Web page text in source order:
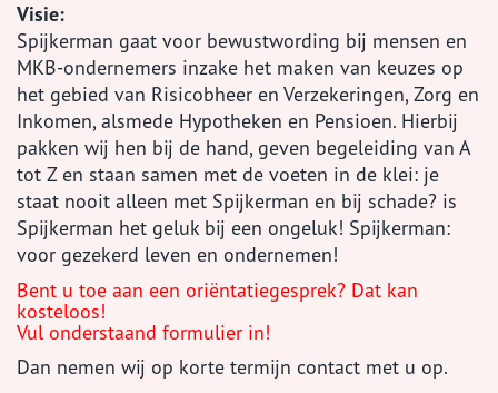
Visie:
Spijkerman gaat voor bewustwording bij mensen en
MKB-ondernemers inzake het maken van keuzes op
het gebied van Risicobheer en Verzekeringen, Zorg en
Inkomen, alsmede Hypotheken en Pensioen. Hierbij
pakken wij hen bij de hand, geven begeleiding van A
tot Z en staan samen met de voeten in de klei: je
staat nooit alleen met Spijkerman en bij schade? is
Spijkerman het geluk bij een ongeluk! Spijkerman:
voor gezekerd leven en ondernemen!
Bent u toe aan een oriëntatiegesprek? Dat kan
kosteloos!
Vul onderstaand formulier in!
Dan nemen wij op korte termijn contact met u op.